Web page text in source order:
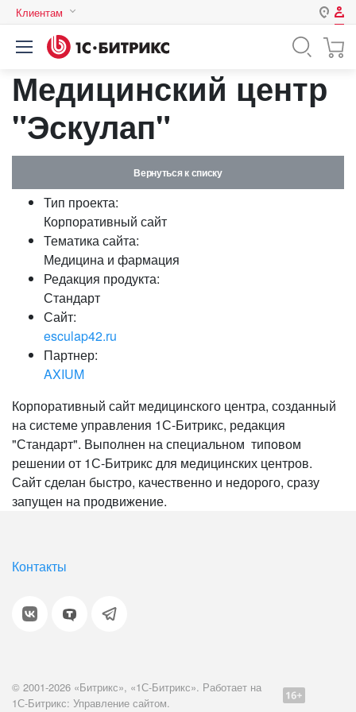
Клиентам
Казахстан
Беларусь
Авторизация
Зарегистрироваться
Логин
Пароль
Запомнить меня на этом
Забыли свой пароль?
Медицинский центр
"Эскулап"
Вернуться к списку
Тип проекта:
Корпоративный сайт
Тематика сайта:
Медицина и фармация
Редакция продукта:
Стандарт
Сайт:
esculap42.ru
Партнер:
AXIUM
Корпоративный сайт медицинского центра, созданный
на системе управления 1С-Битрикс, редакция
"Стандарт". Выполнен на специальном типовом
решении от 1С-Битрикс для медицинских центров.
Сайт сделан быстро, качественно и недорого, сразу
запущен на продвижение.
Контакты
© 2001-2026 «Битрикс», «1С-Битрикс». Работает на
1С-Битрикс: Управление сайтом.